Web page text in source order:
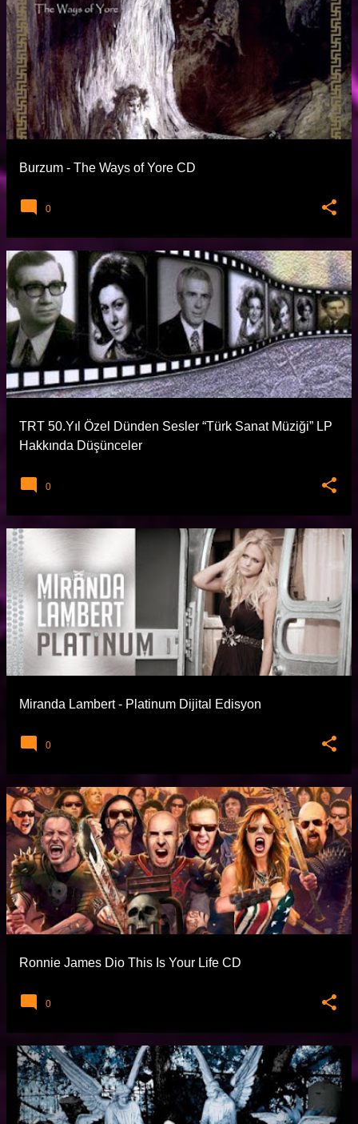
Burzum - The Ways of Yore CD
0
TRT 50.Yıl Özel Dünden Sesler “Türk Sanat Müziği” LP
Hakkında Düşünceler
0
Miranda Lambert - Platinum Dijital Edisyon
0
Ronnie James Dio This Is Your Life CD
0